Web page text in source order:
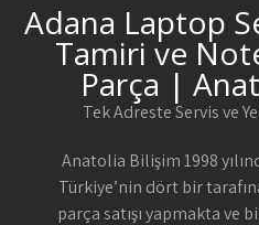
Adana Laptop
Tamiri ve
Parça |
Tek Adreste Servis ve
Anatolia Bilişim 1998
Türkiye’nin dört bir
parça satışı yapmakta